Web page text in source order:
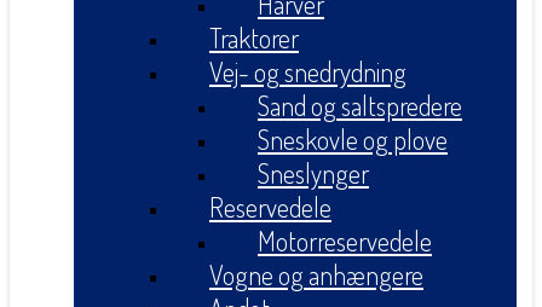
Traktorer
Vej- og snedrydning
Sand og saltspredere
Sneskovle og plove
Sneslynger
Reservedele
Motorreservedele
Vogne og anhængere